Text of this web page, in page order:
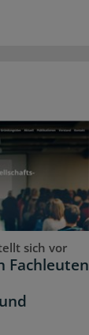
sich vor
Fachleuten